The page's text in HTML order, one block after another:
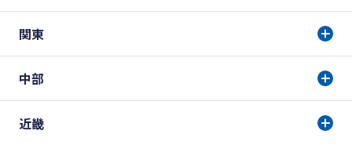
関東
中部
近畿